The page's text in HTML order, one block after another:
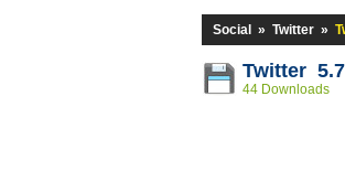
Social » Twitter »
Twitter
44 Downloads